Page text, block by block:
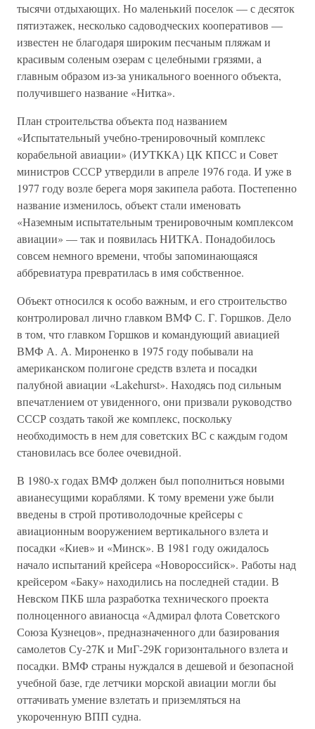
тысячи отдыхающих. Но маленький поселок — с десяток
пятиэтажек, несколько садоводческих кооперативов —
известен не благодаря широким песчаным пляжам и
красивым соленым озерам с целебными грязями, а
главным образом из-за уникального военного объекта,
получившего название «Нитка».
План строительства объекта под названием
«Испытательный учебно-тренировочный комплекс
корабельной авиации» (ИУТККА) ЦК КПСС и Совет
министров СССР утвердили в апреле 1976 года. И уже в
1977 году возле берега моря закипела работа. Постепенно
название изменилось, объект стали именовать
«Наземным испытательным тренировочным комплексом
авиации» — так и появилась НИТКА. Понадобилось
совсем немного времени, чтобы запоминающаяся
аббревиатура превратилась в имя собственное.
Объект относился к особо важным, и его строительство
контролировал лично главком ВМФ С. Г. Горшков. Дело
в том, что главком Горшков и командующий авиацией
ВМФ А. А. Мироненко в 1975 году побывали на
американском полигоне средств взлета и посадки
палубной авиации «Lakehurst». Находясь под сильным
впечатлением от увиденного, они призвали руководство
СССР создать такой же комплекс, поскольку
необходимость в нем для советских ВС с каждым годом
становилась все более очевидной.
В 1980-х годах ВМФ должен был пополниться новыми
авианесущими кораблями. К тому времени уже были
введены в строй противолодочные крейсеры с
авиационным вооружением вертикального взлета и
посадки «Киев» и «Минск». В 1981 году ожидалось
начало испытаний крейсера «Новороссийск». Работы над
крейсером «Баку» находились на последней стадии. В
Невском ПКБ шла разработка технического проекта
полноценного авианосца «Адмирал флота Советского
Союза Кузнецов», предназначенного дли базирования
самолетов Су-27К и МиГ-29К горизонтального взлета и
посадки. ВМФ страны нуждался в дешевой и безопасной
учебной базе, где летчики морской авиации могли бы
оттачивать умение взлетать и приземляться на
укороченную ВПП судна.